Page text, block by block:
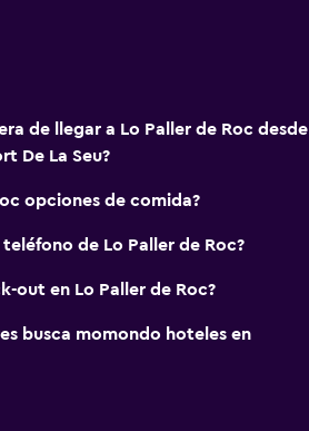
de llegar a Lo Paller de Roc desde
De La Seu?
opciones de comida?
de Lo Paller de Roc?
out en Lo Paller de Roc?
busca momondo hoteles en